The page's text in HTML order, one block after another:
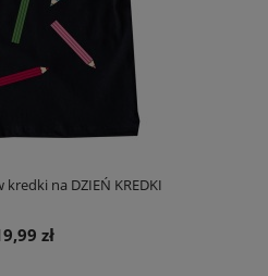
na DZIEŃ KREDKI
zł